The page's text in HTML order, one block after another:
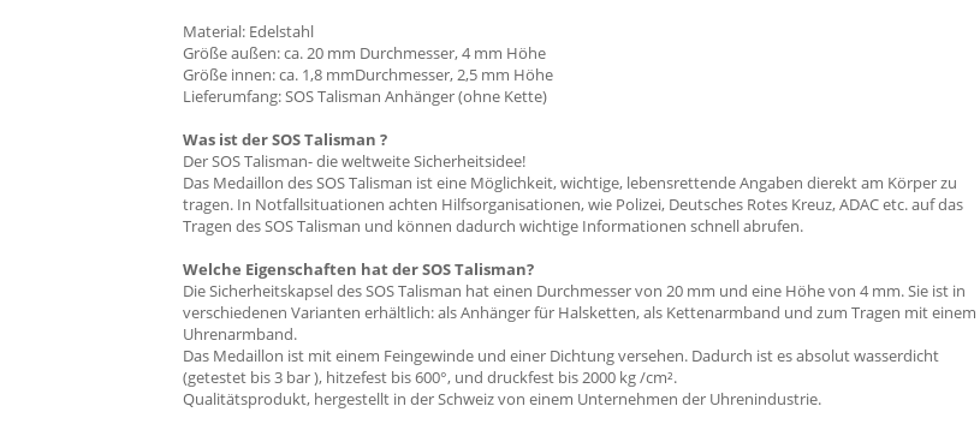
Material: Edelstahl
Größe außen: ca. 20 mm Durchmesser, 4 mm Höhe
Größe innen: ca. 1,8 mmDurchmesser, 2,5 mm Höhe
Lieferumfang: SOS Talisman Anhänger (ohne Kette)
Was ist der SOS Talisman ?
Der SOS Talisman- die weltweite Sicherheitsidee!
Das Medaillon des SOS Talisman ist eine Möglichkeit, wichtige, lebensrettende Angaben dierekt am Körper zu
tragen. In Notfallsituationen achten Hilfsorganisationen, wie Polizei, Deutsches Rotes Kreuz, ADAC etc. auf das
Tragen des SOS Talisman und können dadurch wichtige Informationen schnell abrufen.
Welche Eigenschaften hat der SOS Talisman?
Die Sicherheitskapsel des SOS Talisman hat einen Durchmesser von 20 mm und eine Höhe von 4 mm. Sie ist in
verschiedenen Varianten erhältlich: als Anhänger für Halsketten, als Kettenarmband und zum Tragen mit einem
Uhrenarmband.
Das Medaillon ist mit einem Feingewinde und einer Dichtung versehen. Dadurch ist es absolut wasserdicht
(getestet bis 3 bar ), hitzefest bis 600°, und druckfest bis 2000 kg /cm².
Qualitätsprodukt, hergestellt in der Schweiz von einem Unternehmen der Uhrenindustrie.